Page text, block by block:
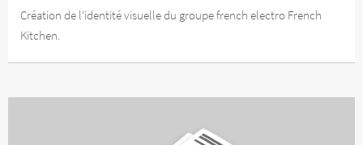
Création de l’identité visuelle du groupe french electro French
Kitchen.